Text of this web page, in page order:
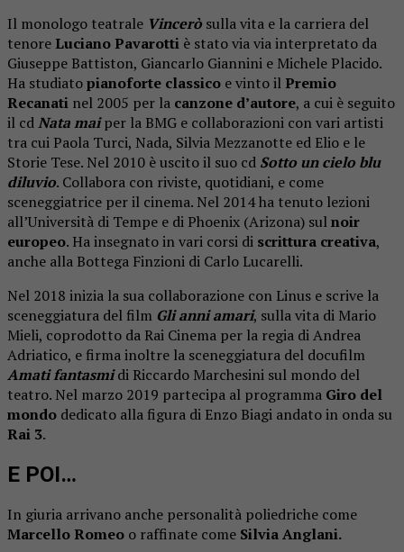
Il monologo teatrale Vincerò sulla vita e la carriera del
tenore Luciano Pavarotti è stato via via interpretato da
Giuseppe Battiston, Giancarlo Giannini e Michele Placido.
Ha studiatopianoforte classico e vinto il Premio
Recanati nel 2005 per la canzone d’autore, a cui è seguito
il cdNata maiper la BMG e collaborazioni con vari artisti
tra cui Paola Turci, Nada, Silvia Mezzanotte ed Elio e le
Storie Tese. Nel 2010 è uscito il suo cd Sotto un cielo blu
diluvio. Collabora con riviste, quotidiani, e come
sceneggiatrice per il cinema. Nel 2014 ha tenuto lezioni
all’Università di Tempe e di Phoenix (Arizona) sulnoir
europeo. Ha insegnato in vari corsi di scrittura creativa,
anche alla Bottega Finzioni di Carlo Lucarelli.
Nel 2018 inizia la sua collaborazione con Linus e scrive la
sceneggiatura del film Gli anni amari, sulla vita di Mario
Mieli, coprodotto da Rai Cinema per la regia di Andrea
Adriatico, e firma inoltre la sceneggiatura del docufilm
Amati fantasmidi Riccardo Marchesini sul mondo del
teatro. Nel marzo 2019 partecipa al programma Giro del
mondo dedicato alla figura di Enzo Biagi andato in onda su
Rai 3.
E POI…
In giuria arrivano anche personalità poliedriche come
Marcello Romeo o raffinate come Silvia Anglani.